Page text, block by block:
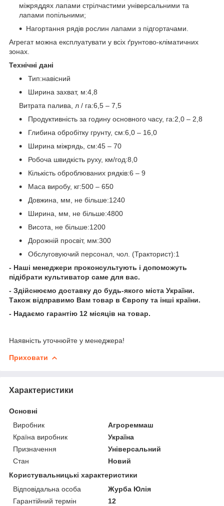
міжряддях лапами стрілчастими універсальними та
лапами попільними;
Нагортання рядів рослин лапами з підгортачами.
Агрегат можна експлуатувати у всіх ґрунтово-кліматичних
зонах.
Технічні дані
Тип:навісний
Ширина захват, м:4,8
Витрата палива, л / га:6,5 – 7,5
Продуктивність за годину основного часу, га:2,0 – 2,8
Глибина обробітку грунту, см:6,0 – 16,0
Ширина міжрядь, см:45 – 70
Робоча швидкість руху, км/год:8,0
Кількість оброблюваних рядків:6 – 9
Маса виробу, кг:500 – 650
Довжина, мм, не більше:1240
Ширина, мм, не більше:4800
Висота, не більше:1200
Дорожній просвіт, мм:300
Обслуговуючий персонал, чол. (Тракторист):1
- Наші менеджери проконсультують і допоможуть
підібрати культиватор саме для вас.
- Здійснюємо доставку до будь-якого міста України.
Також відправимо Вам товар в Європу та інші країни.
- Надаємо гарантію 12 місяців на товар.
Наявність уточнюйте у менеджера!
Приховати
Характеристики
Основні
Виробник
Агрореммаш
Країна виробник
Україна
Призначення
Універсальний
Стан
Новий
Користувальницькі характеристики
Відповідальна особа
Журба Юлія
Гарантійний термін
12